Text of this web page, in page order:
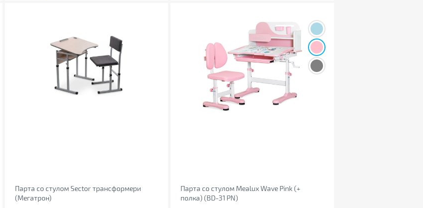
Парта со стулом Sector трансформери
(Мегатрон)
Парта со стулом Mealux Wave Pink (+
полка) (BD-31 PN)